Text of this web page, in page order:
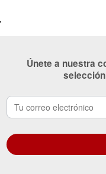
Únete a nuestra